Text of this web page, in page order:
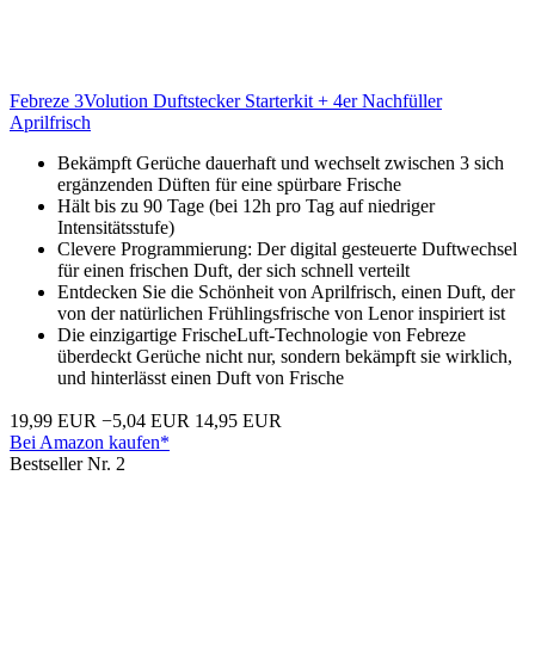
Febreze 3Volution Duftstecker Starterkit + 4er Nachfüller
Aprilfrisch
Bekämpft Gerüche dauerhaft und wechselt zwischen 3 sich
ergänzenden Düften für eine spürbare Frische
Hält bis zu 90 Tage (bei 12h pro Tag auf niedriger
Intensitätsstufe)
Clevere Programmierung: Der digital gesteuerte Duftwechsel
für einen frischen Duft, der sich schnell verteilt
Entdecken Sie die Schönheit von Aprilfrisch, einen Duft, der
von der natürlichen Frühlingsfrische von Lenor inspiriert ist
Die einzigartige FrischeLuft-Technologie von Febreze
überdeckt Gerüche nicht nur, sondern bekämpft sie wirklich,
und hinterlässt einen Duft von Frische
19,99 EUR −5,04 EUR 14,95 EUR
Bei Amazon kaufen*
Bestseller Nr. 2